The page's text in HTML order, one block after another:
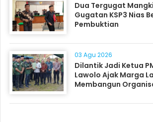
Dua Tergugat
Gugatan KSP3 Nias
Pembuktian
03 Agu 2026
Dilantik Jadi Ketua
Lawolo Ajak Marga
Membangun